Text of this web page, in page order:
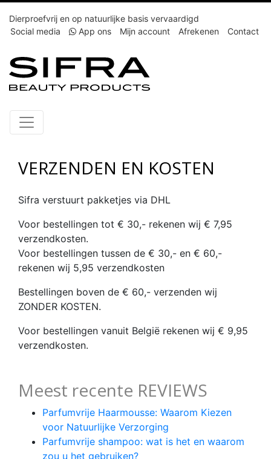
Dierproefvrij en op natuurlijke basis vervaardigd
Social media
App ons Mijn account Afrekenen Contact
VERZENDEN EN KOSTEN
Sifra verstuurt pakketjes via DHL
Voor bestellingen tot € 30,- rekenen wij € 7,95
verzendkosten.
Voor bestellingen tussen de € 30,- en € 60,-
rekenen wij 5,95 verzendkosten
Bestellingen boven de € 60,- verzenden wij
ZONDER KOSTEN.
Voor bestellingen vanuit België rekenen wij € 9,95
verzendkosten.
Meest recente REVIEWS
Parfumvrije Haarmousse: Waarom Kiezen
voor Natuurlijke Verzorging
Parfumvrije shampoo: wat is het en waarom
zou u het gebruiken?